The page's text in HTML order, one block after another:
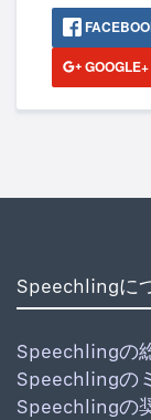
GOOGLE+
Speechlingに
Speechlingの
Speechlingの
Speechlingの